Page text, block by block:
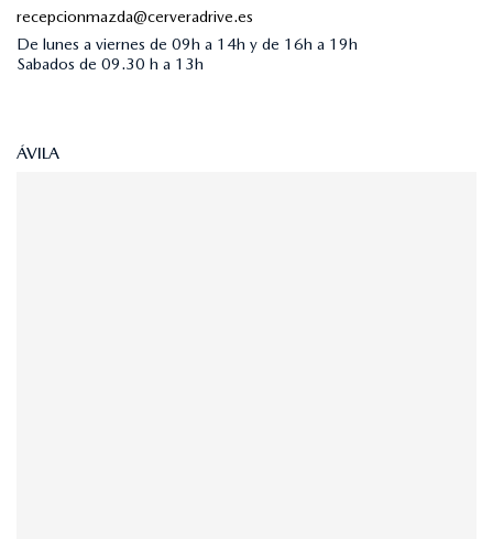
recepcionmazda@cerveradrive.es
De lunes a viernes de 09h a 14h y de 16h a 19h
Sabados de 09.30 h a 13h
ÁVILA